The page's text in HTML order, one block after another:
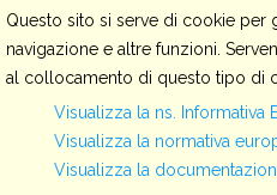
Servizi
View all
Questo sito si serve di cookie per
navigazione e altre funzioni.
al collocamento di questo tipo di
Visualizza la ns. Informativa
Visualizza la normativa
Visualizza la